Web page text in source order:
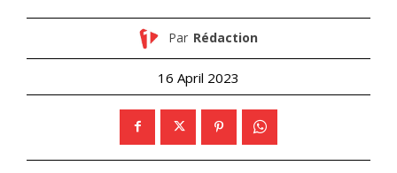
Par Rédaction
16 April 2023